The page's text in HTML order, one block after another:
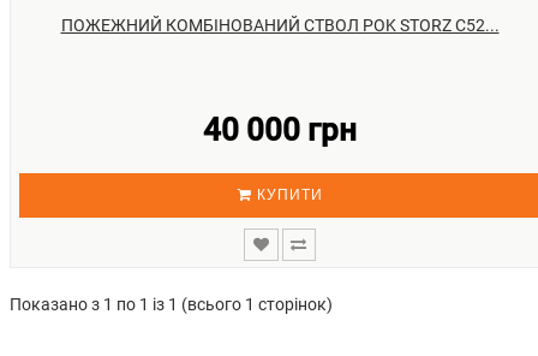
ПОЖЕЖНИЙ КОМБІНОВАНИЙ СТВОЛ POK STORZ С52...
40 000 грн
КУПИТИ
Показано з 1 по 1 із 1 (всього 1 сторінок)